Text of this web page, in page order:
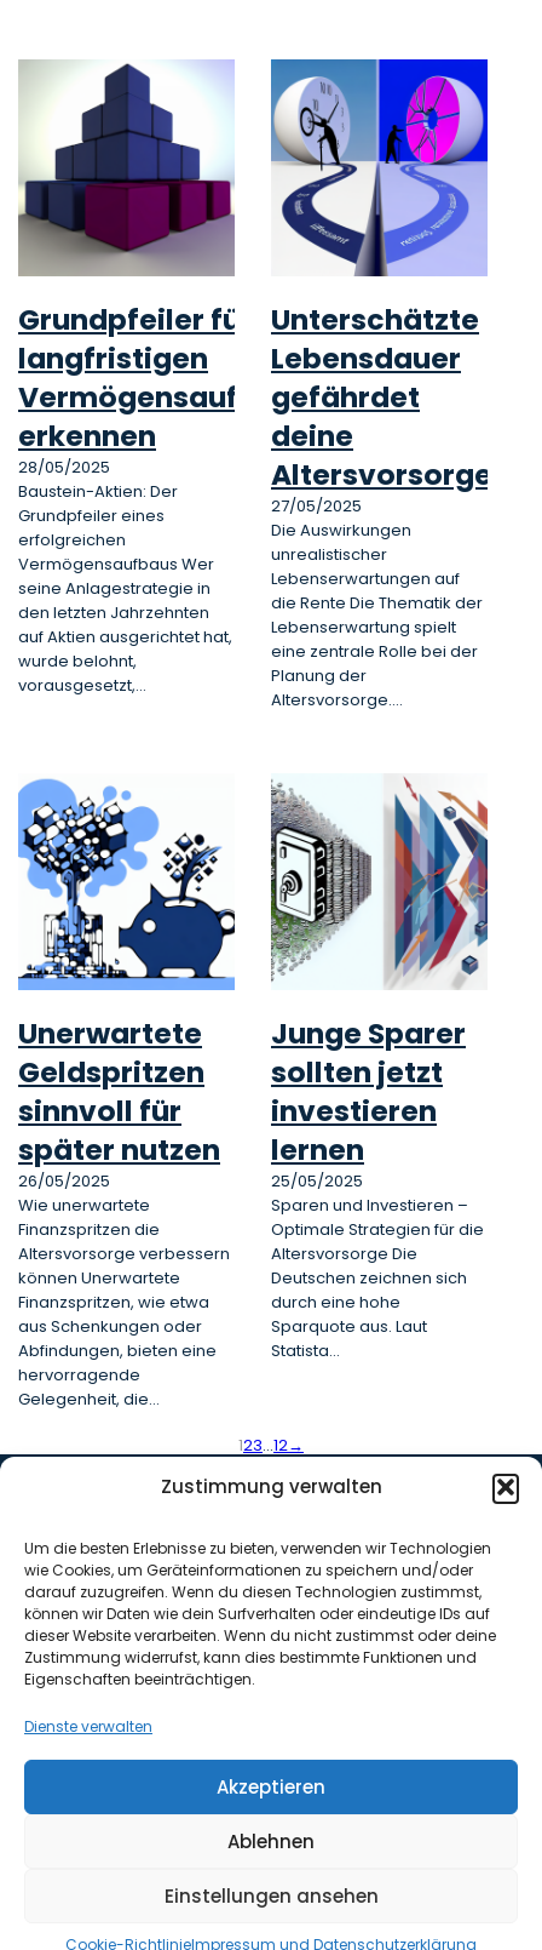
Zustimmung verwalten
Um die besten Erlebnisse zu bieten, verwenden wir Technologien
wie Cookies, um Geräteinformationen zu speichern und/oder
darauf zuzugreifen. Wenn du diesen Technologien zustimmst,
können wir Daten wie dein Surfverhalten oder eindeutige IDs auf
dieser Website verarbeiten. Wenn du nicht zustimmst oder deine
Zustimmung widerrufst, kann dies bestimmte Funktionen und
Eigenschaften beeinträchtigen.
Dienste verwalten
Akzeptieren
Ablehnen
Einstellungen ansehen
Cookie-RichtlinieImpressum und Datenschutzerklärung
Grundpfeiler für
langfristigen
Vermögensaufbau
erkennen
28/05/2025
Baustein-Aktien: Der
Grundpfeiler eines
erfolgreichen
Vermögensaufbaus Wer
seine Anlagestrategie in
den letzten Jahrzehnten
auf Aktien ausgerichtet hat,
wurde belohnt,
vorausgesetzt,…
Unterschätzte
Lebensdauer
gefährdet
deine
Altersvorsorge
27/05/2025
Die Auswirkungen
unrealistischer
Lebenserwartungen auf
die Rente Die Thematik der
Lebenserwartung spielt
eine zentrale Rolle bei der
Planung der
Altersvorsorge.…
Unerwartete
Geldspritzen
sinnvoll für
später nutzen
26/05/2025
Wie unerwartete
Finanzspritzen die
Altersvorsorge verbessern
können Unerwartete
Finanzspritzen, wie etwa
aus Schenkungen oder
Abfindungen, bieten eine
hervorragende
Gelegenheit, die…
Junge Sparer
sollten jetzt
investieren
lernen
25/05/2025
Sparen und Investieren –
Optimale Strategien für die
Altersvorsorge Die
Deutschen zeichnen sich
durch eine hohe
Sparquote aus. Laut
Statista…
123…12→
Nützliche Links
News
Über mich
Kontakt
Kostenlose Erstberatung
Termin buchen
Kontaktieren
Impressum & DatenschutzCookies
Powered by TobiasErlach.com